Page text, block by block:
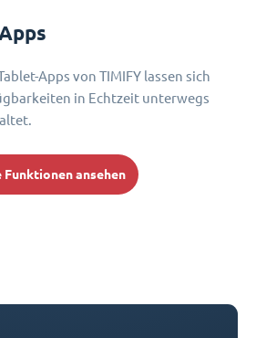
Apps von TIMIFY lassen sich
in Echtzeit unterwegs
Funktionen ansehen